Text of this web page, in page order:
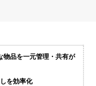
品を一元管理・共有が
を効率化